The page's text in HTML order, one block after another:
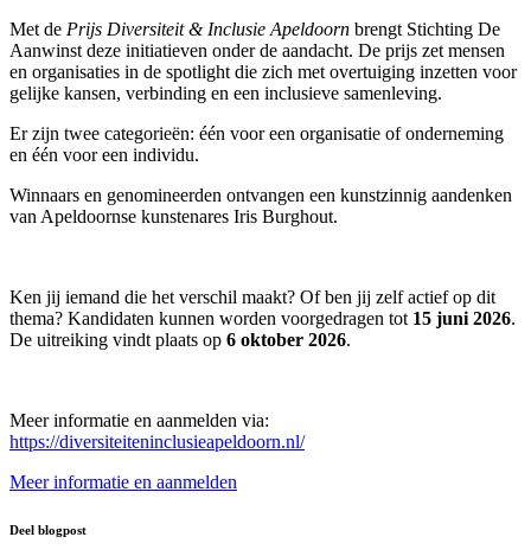
Met de Prijs Diversiteit & Inclusie Apeldoorn brengt Stichting De
Aanwinst deze initiatieven onder de aandacht. De prijs zet mensen
en organisaties in de spotlight die zich met overtuiging inzetten voor
gelijke kansen, verbinding en een inclusieve samenleving.
Er zijn twee categorieën: één voor een organisatie of onderneming
en één voor een individu.
Winnaars en genomineerden ontvangen een kunstzinnig aandenken
van Apeldoornse kunstenares Iris Burghout.
Ken jij iemand die het verschil maakt? Of ben jij zelf actief op dit
thema? Kandidaten kunnen worden voorgedragen tot 15 juni 2026.
De uitreiking vindt plaats op 6 oktober 2026.
Meer informatie en aanmelden via:
https://diversiteiteninclusieapeldoorn.nl/
Meer informatie en aanmelden
Deel blogpost